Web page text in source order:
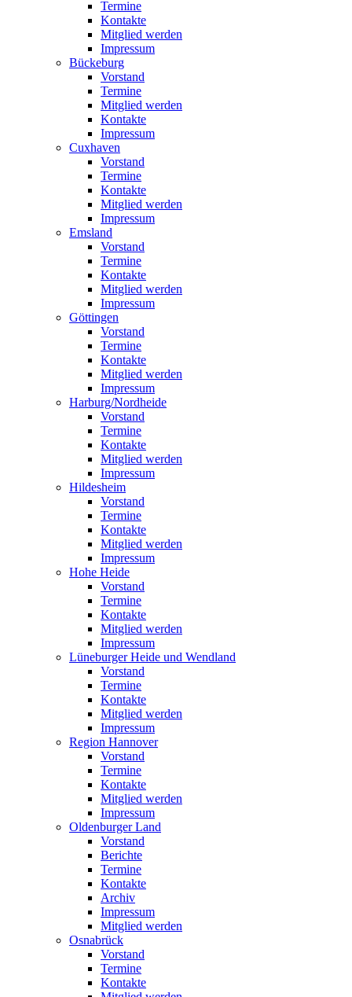
Termine
Kontakte
Mitglied werden
Impressum
Bückeburg
Vorstand
Termine
Mitglied werden
Kontakte
Impressum
Cuxhaven
Vorstand
Termine
Kontakte
Mitglied werden
Impressum
Emsland
Vorstand
Termine
Kontakte
Mitglied werden
Impressum
Göttingen
Vorstand
Termine
Kontakte
Mitglied werden
Impressum
Harburg/Nordheide
Vorstand
Termine
Kontakte
Mitglied werden
Impressum
Hildesheim
Vorstand
Termine
Kontakte
Mitglied werden
Impressum
Hohe Heide
Vorstand
Termine
Kontakte
Mitglied werden
Impressum
Lüneburger Heide und Wendland
Vorstand
Termine
Kontakte
Mitglied werden
Impressum
Region Hannover
Vorstand
Termine
Kontakte
Mitglied werden
Impressum
Oldenburger Land
Vorstand
Berichte
Termine
Kontakte
Archiv
Impressum
Mitglied werden
Osnabrück
Vorstand
Termine
Kontakte